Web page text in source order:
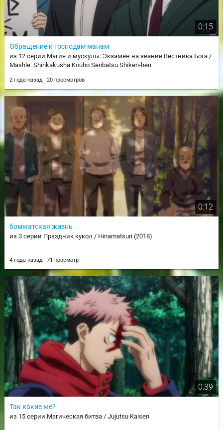
0:15
Обращение к господам манам
из 12 серии Магия и мускулы: Экзамен на звание Вестника Бога /
Mashle: Shinkakusha Kouho Senbatsu Shiken-hen
2 года назад 20 просмотров
0:12
бомжатская жизнь
из 3 серии Праздник кукол / Hinamatsuri (2018)
4 года назад 71 просмотр
0:39
Так какие же?
из 15 серии Магическая битва / Jujutsu Kaisen